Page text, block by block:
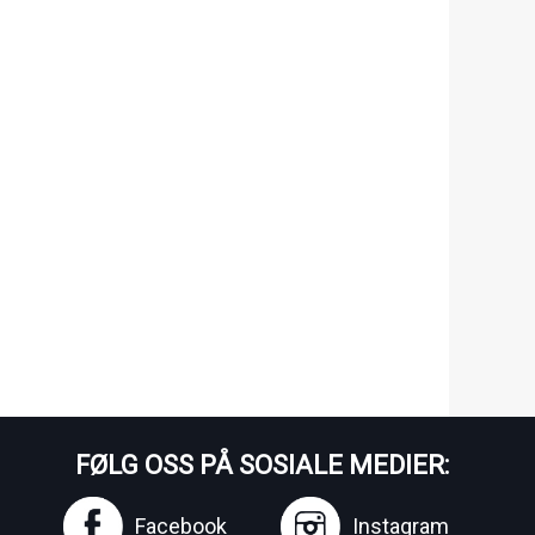
FØLG OSS PÅ SOSIALE MEDIER:
Facebook Instagram